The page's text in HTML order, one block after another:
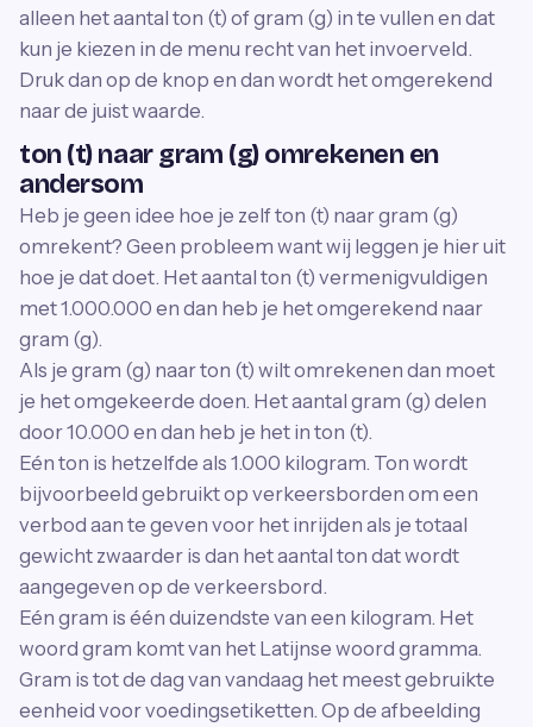
alleen het aantal ton (t) of gram (g) in te vullen en dat
kun je kiezen in de menu recht van het invoerveld.
Druk dan op de knop en dan wordt het omgerekend
naar de juist waarde.
ton (t) naar gram (g) omrekenen en
andersom
Heb je geen idee hoe je zelf ton (t) naar gram (g)
omrekent? Geen probleem want wij leggen je hier uit
hoe je dat doet. Het aantal ton (t) vermenigvuldigen
met 1.000.000 en dan heb je het omgerekend naar
gram (g).
Als je gram (g) naar ton (t) wilt omrekenen dan moet
je het omgekeerde doen. Het aantal gram (g) delen
door 10.000 en dan heb je het in ton (t).
Eén ton is hetzelfde als 1.000 kilogram. Ton wordt
bijvoorbeeld gebruikt op verkeersborden om een
verbod aan te geven voor het inrijden als je totaal
gewicht zwaarder is dan het aantal ton dat wordt
aangegeven op de verkeersbord.
Eén gram is één duizendste van een kilogram. Het
woord gram komt van het Latijnse woord gramma.
Gram is tot de dag van vandaag het meest gebruikte
eenheid voor voedingsetiketten. Op de afbeelding